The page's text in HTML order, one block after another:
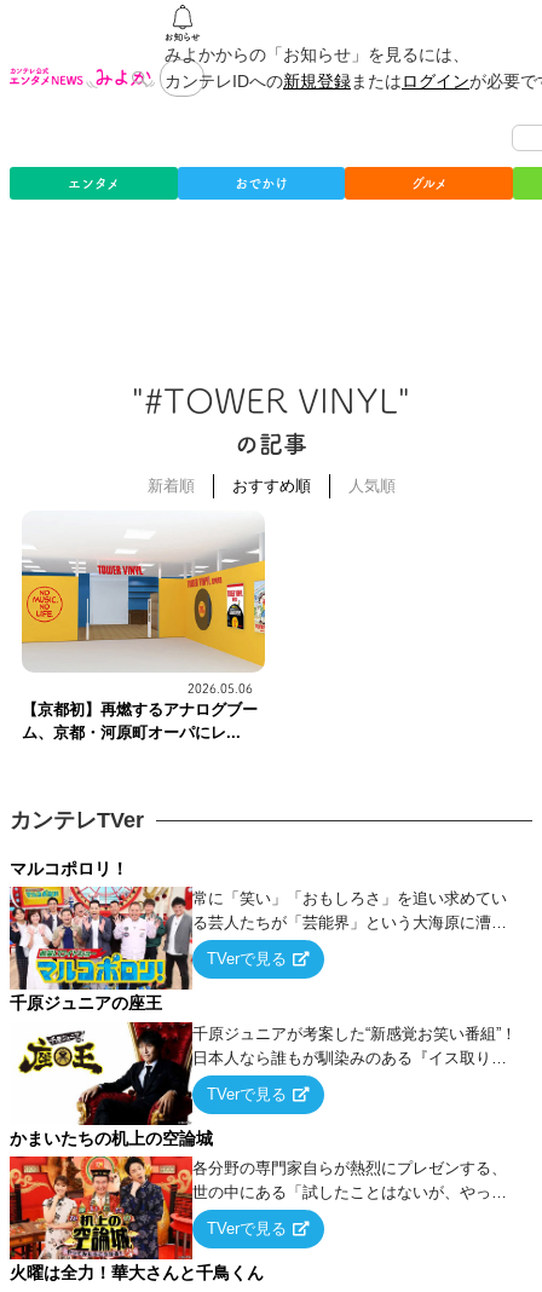
みよかからの「お知らせ」を見るには、
カンテレIDへの新規登録またはログインが必要
エンタメ おでかけ グルメ
"#TOWER VINYL"
の記事
新着順 おすすめ順 人気順
2026.05.06
【京都初】再燃するアナログブー
ム、京都・河原町オーパにレ...
カンテレTVer
マルコポロリ！
常に「笑い」「おもしろさ」を追い求めてい
る芸人たちが「芸能界」という大海原に漕ぎ
出でて、新たなオモシロ人間を発掘する！
TVerで見る
千原ジュニアの座王
千原ジュニアが考案した“新感覚お笑い番組”！
日本人なら誰もが馴染みのある『イス取りゲ
ーム』をベースに、大喜利・ギャグ・モノボ
ケ・歌…など様々なお題で芸人がショートネ
タを競い合う！
TVerで見る
かまいたちの机上の空論城
各分野の専門家自らが熱烈にプレゼンする、
世の中にある「試したことはないが、やって
みたらこうなる！…ハズ」という“机上の空
論”に若手芸人らがカラダを張って挑む！
TVerで見る
火曜は全力！華大さんと千鳥くん